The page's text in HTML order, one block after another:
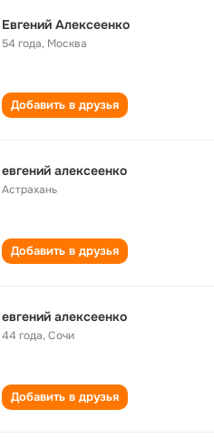
Евгений Алексеенко
54 года, Москва
Добавить в друзья
евгений алексеенко
Астрахань
Добавить в друзья
евгений алексеенко
44 года,Сочи
Добавить в друзья